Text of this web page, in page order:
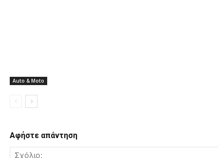
Auto & Moto
Αφήστε απάντηση